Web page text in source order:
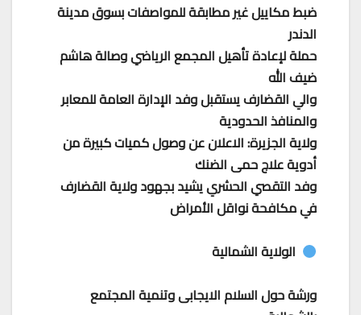
ضبط مكاييل غير مطابقة للمواصفات بسوق مدينة
الدندر
حملة لإعادة تأهيل المجمع الرياضي وصالة هاشم
ضيف الله
والي القضارف يستقبل وفد الإدارة العامة للمعابر
والمنافذ الحدودية
ولاية الجزيرة: الاعلان عن وصول كميات كبيرة من
أدوية علاج حمى الضنك
وفد التقصي الحشري يشيد بجهود ولاية القضارف
في مكافحة نواقل الأمراض
الولاية الشمالية
ورشة حول السلام الايجابى وتنمية المجتمع